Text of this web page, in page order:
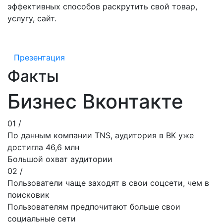
эффективных способов раскрутить свой товар,
услугу, сайт.
Презентация
Факты
Бизнес Вконтакте
01 /
По данным компании TNS, аудитория в ВК уже
достигла 46,6 млн
Большой охват аудитории
02 /
Пользователи чаще заходят в свои соцсети, чем в
поисковик
Пользователям предпочитают больше свои
социальные сети